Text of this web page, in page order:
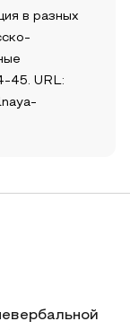
в разных
45. URL: